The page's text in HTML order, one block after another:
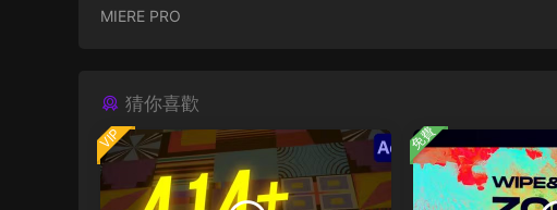
MIERE PRO
猜你喜歡
VIP 免費